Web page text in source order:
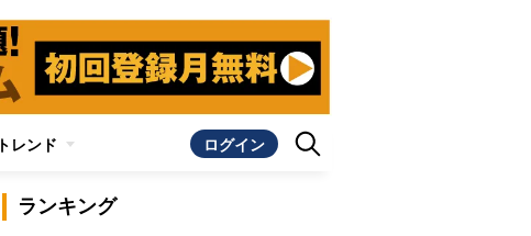
トレンド ログイン
ランキング